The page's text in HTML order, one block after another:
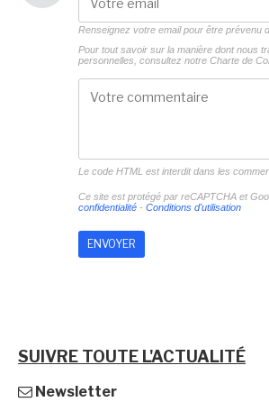
Renseignez votre email pour être prévenu
Pour tout savoir sur la manière dont nous
personnelles, consultez notre Charte de
Le code HTML est interdit dans les
Ce site est protégé par reCAPTCHA et
confidentialité- Conditions d'utilisation
SUIVRE TOUTE L'ACTUALITÉ
Newsletter